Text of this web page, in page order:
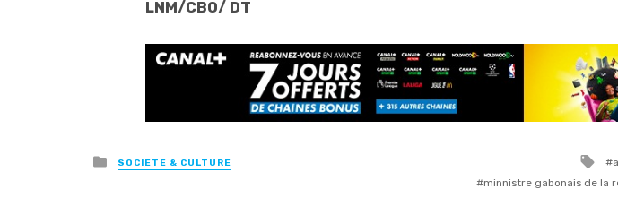
LNM/CBO/ DT
Posted
in
SOCIÉTÉ & CULTURE
with
minnistre gabonais de la